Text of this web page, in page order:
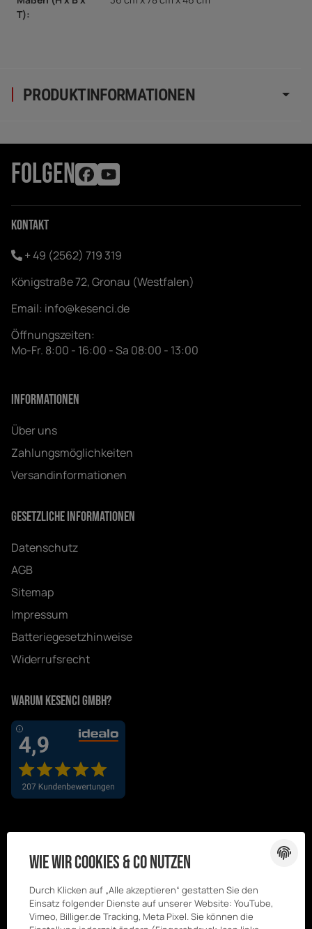
PRODUKTINFORMATIONEN
T):
FOLGEN
Kontakt
+ 49 (2562) 719 319
Königstraße 72, Gronau (Westfalen)
Email: info@kesenci.de
Öffnungszeiten:
Mo-Fr. 8:00 - 16:00 - Sa 08:00 - 13:00
Informationen
Über uns
Zahlungsmöglichkeiten
Versandinformationen
Gesetzliche Informationen
Datenschutz
AGB
Sitemap
Impressum
Batteriegesetzhinweise
Widerrufsrecht
Warum Kesenci GmbH?
Wie wir Cookies & Co nutzen
Durch Klicken auf „Alle akzeptieren“ gestatten Sie den
Einsatz folgender Dienste auf unserer Website: YouTube,
Vimeo, Billiger.de Tracking, Meta Pixel. Sie können die